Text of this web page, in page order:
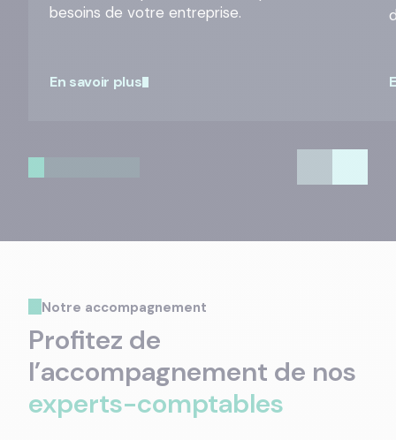
besoins de votre entreprise.
En savoir plus
Notre accompagnement
Profitez de
l’accompagnement de nos
experts-comptables